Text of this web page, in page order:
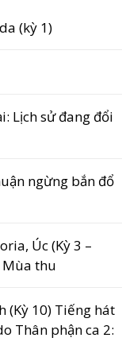
(kỳ 1)
Lịch sử đang đổi
ngừng bắn đổ
Úc (Kỳ 3 –
Mùa thu
(Kỳ 10) Tiếng hát
Thân phận ca 2: